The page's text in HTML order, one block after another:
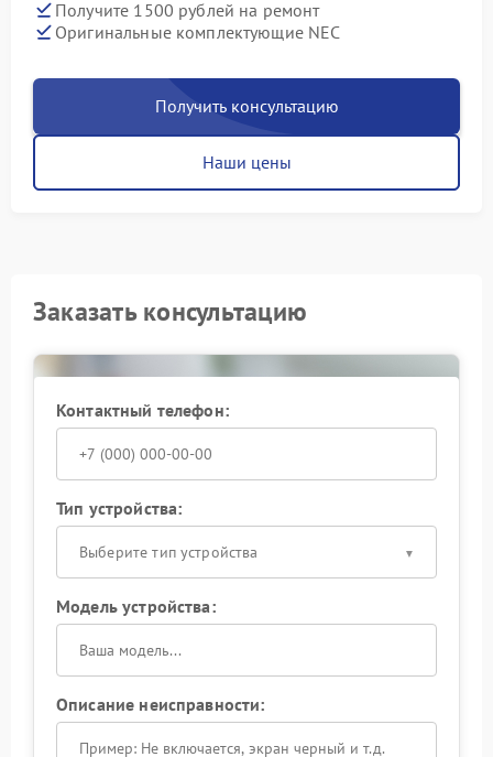
Получите 1500 рублей на ремонт
Оригинальные комплектующие NEC
Получить консультацию
Наши цены
Заказать консультацию
Контактный телефон:
Тип устройства:
Выберите тип устройства
Модель устройства:
Описание неисправности: